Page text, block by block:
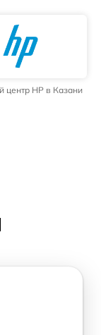
центр HP в Казани